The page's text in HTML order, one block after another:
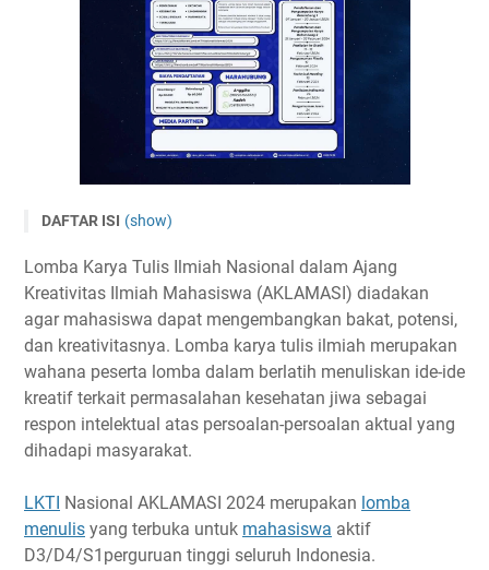
DAFTAR ISI (show)
Tema dan Subtema
Timeline
Ketentuan Peserta
Biaya Pendaftaran
Link Penting
Lomba Karya Tulis Ilmiah Nasional dalam Ajang
Kreativitas Ilmiah Mahasiswa (AKLAMASI) diadakan
agar mahasiswa dapat mengembangkan bakat, potensi,
dan kreativitasnya. Lomba karya tulis ilmiah merupakan
wahana peserta lomba dalam berlatih menuliskan ide-ide
kreatif terkait permasalahan kesehatan jiwa sebagai
respon intelektual atas persoalan-persoalan aktual yang
dihadapi masyarakat.
LKTI Nasional AKLAMASI 2024 merupakan lomba
menulis yang terbuka untuk mahasiswa aktif
D3/D4/S1perguruan tinggi seluruh Indonesia.